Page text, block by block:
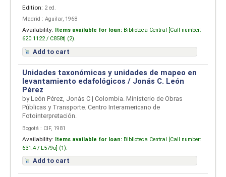
Edition: 2 ed.
Madrid : Aguilar, 1968
Availability: Items available for loan: Biblioteca Central [ Call number:
620.1122 / C858t] (2).
Add to cart
Unidades taxonómicas y unidades de mapeo en
levantamiento edafológicos / Jonás C. León
Pérez
by León Pérez, Jonás C | Colombia. Ministerio de Obras
Públicas y Transporte. Centro Interamericano de
Fotointerpretación.
Bogotá : CIF, 1981
Availability: Items available for loan: Biblioteca Central [Call number:
631.4 / L579u] (1).
Add to cart